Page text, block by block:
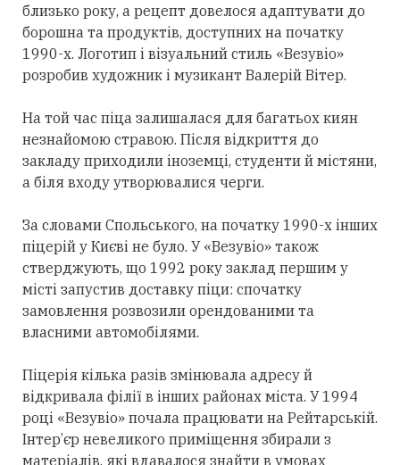
близько року, а рецепт довелося адаптувати до
борошна та продуктів, доступних на початку
1990-х. Логотип і візуальний стиль «Везувіо»
розробив художник і музикант Валерій Вітер.
На той час піца залишалася для багатьох киян
незнайомою стравою. Після відкриття до
закладу приходили іноземці, студенти й містяни,
а біля входу утворювалися черги.
За словами Спольського, на початку 1990-х інших
піцерій у Києві не було. У «Везувіо» також
стверджують, що 1992 року заклад першим у
місті запустив доставку піци: спочатку
замовлення розвозили орендованими та
власними автомобілями.
Піцерія кілька разів змінювала адресу й
відкривала філії в інших районах міста. У 1994
році «Везувіо» почала працювати на Рейтарській.
Інтер’єр невеликого приміщення збирали з
матеріалів, які вдавалося знайти в умовах